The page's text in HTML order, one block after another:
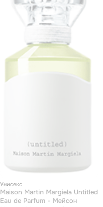
Унисекс
Maison Martin Margiela Untitled
Eau de Parfum - Мейсон